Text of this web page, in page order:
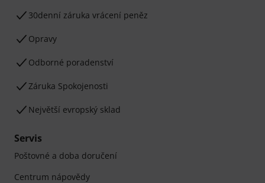
30denní záruka vrácení peněz
Opravy
Odborné poradenství
Záruka Spokojenosti
Největší evropský sklad
Servis
Poštovné a doba doručení
Centrum nápovědy